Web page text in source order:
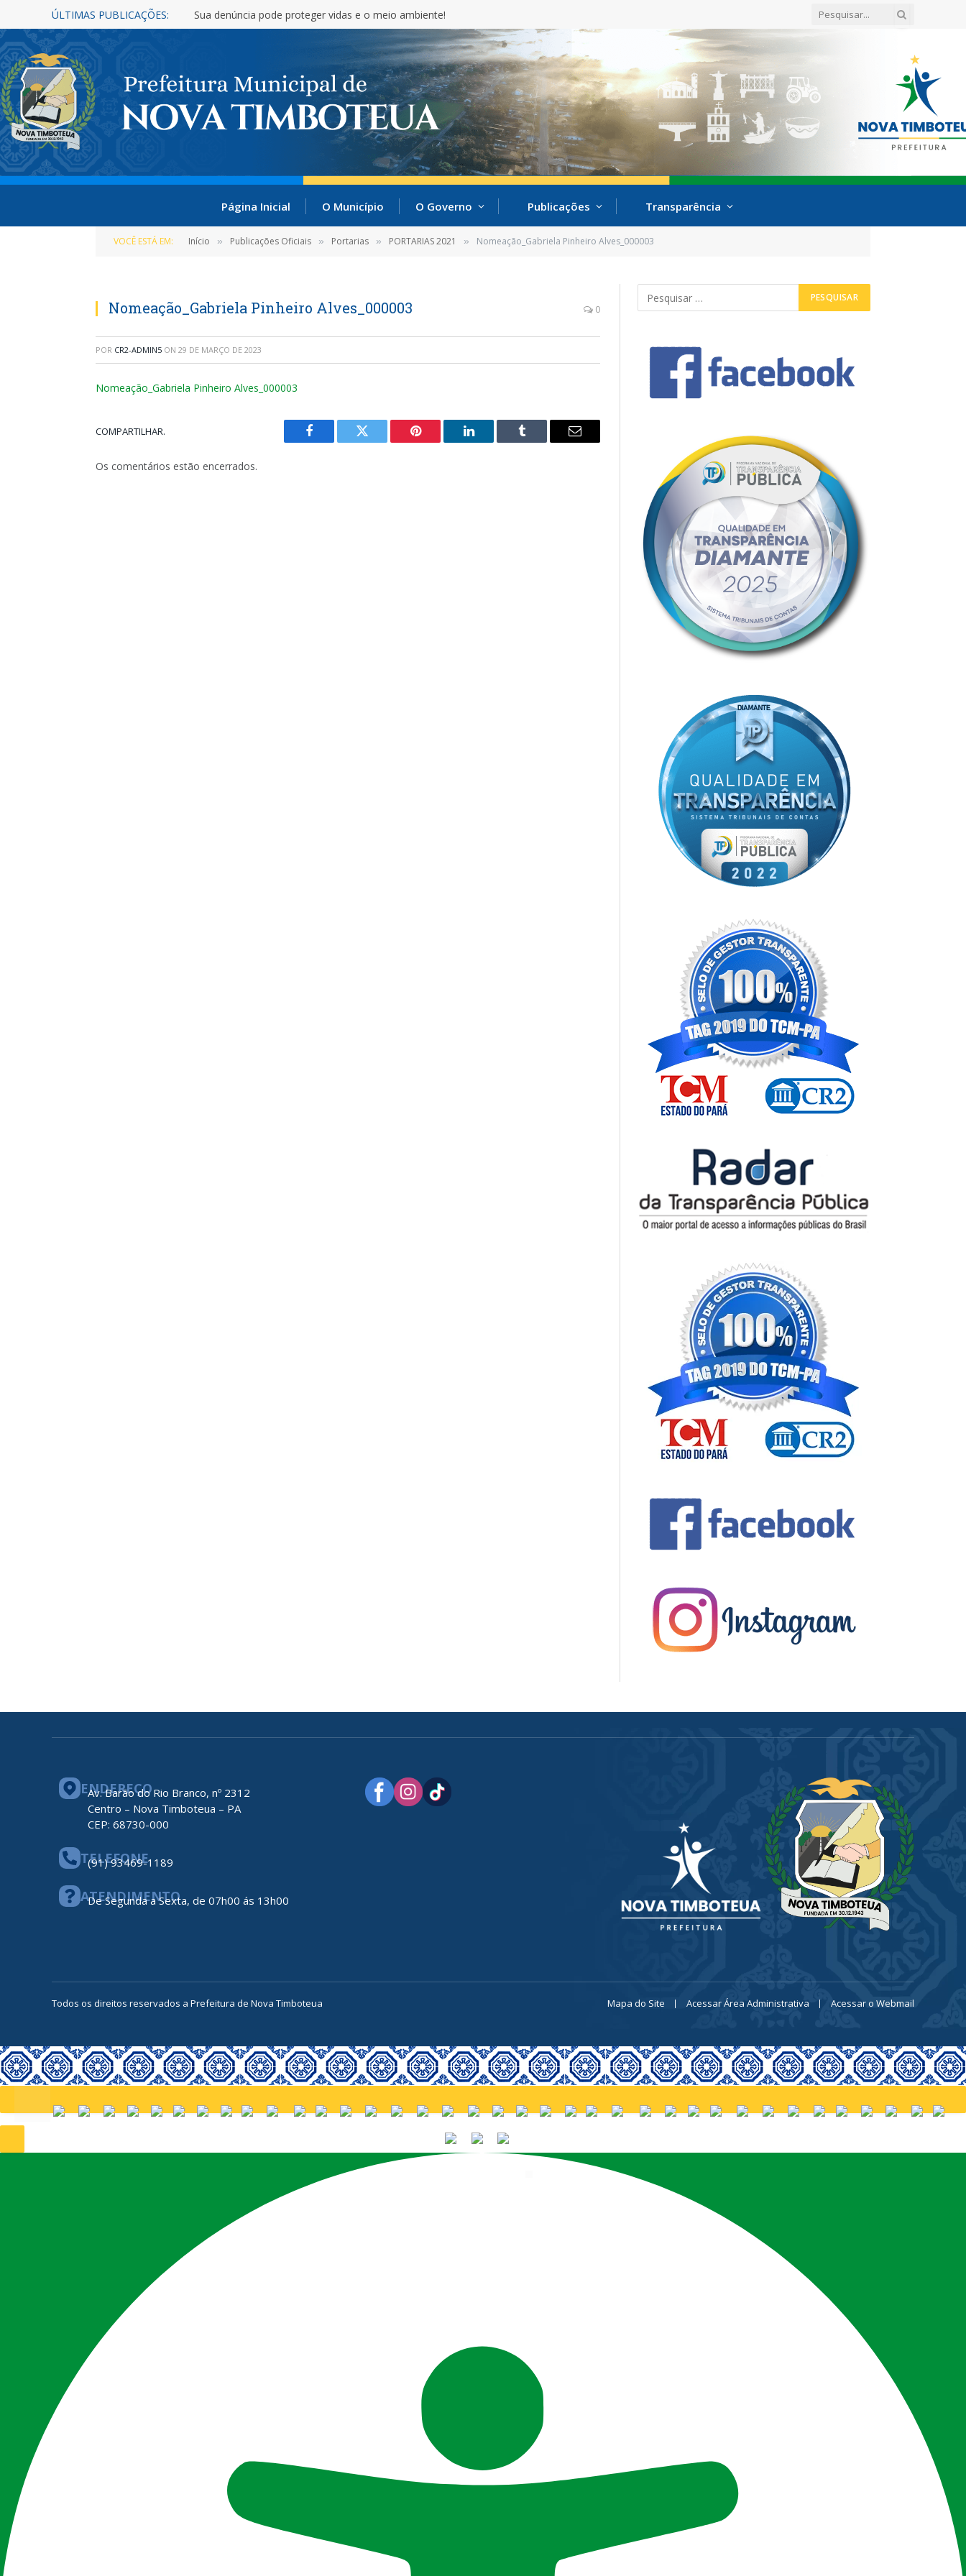
ÚLTIMAS PUBLICAÇÕES: Sua denúncia pode proteger vidas e o meio ambiente!
Página Inicial O Município O Governo Publicações Transparência
VOCÊ ESTÁ EM: Início » Publicações Oficiais » Portarias » PORTARIAS 2021 » Nomeação_Gabriela Pinheiro Alves_000003
Nomeação_Gabriela Pinheiro Alves_000003 0
POR CR2-ADMIN5 ON 29 DE MARÇO DE 2023
Nomeação_Gabriela Pinheiro Alves_000003
COMPARTILHAR.
Facebook Twitter Pinterest LinkedIn Tumblr
E-
Os comentários estão encerrados.
ENDEREÇO
Av. Barão do Rio Branco, nº 2312
Centro – Nova Timboteua – PA
CEP: 68730-000
TELEFONE
(91) 93469-1189
ATENDIMENTO
De Segunda a Sexta, de 07h00 ás 13h00
Todos os direitos reservados a Prefeitura de Nova Timboteua Mapa do Site Acessar Área Administrativa Acessar o Webmail
PORTUGUÊS (BRASIL)